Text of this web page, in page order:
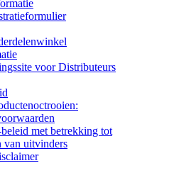
voor Distributeurs
met betrekking tot
van uitvinders